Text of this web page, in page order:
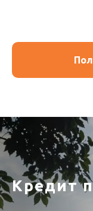
Кредит